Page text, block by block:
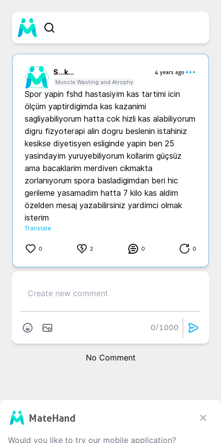
S...k...
4 years ago
Muscle Wasting and Atrophy
Spor yapin fshd hastasiyim kas tartimi icin
ölçüm yaptirdigimda kas kazanimi
sagliyabiliyorum hatta cok hizli kas alabiliyorum
digru fizyoterapi alin dogru beslenin istahiniz
kesikse diyetisyen esliginde yapin ben 25
yasindayim yuruyebiliyorum kollarim güçsüz
ama bacaklarim merdiven cikmakta
zorlanıyorum spora basladigimdan beri hic
gerileme yasamadim hatta 7 kilo kas aldim
özelden mesaj yazabilirsiniz yardimci olmak
isterim
Translate
0 2 0 0
0/1000
No Comment
MateHand
Would you like to try our mobile application?